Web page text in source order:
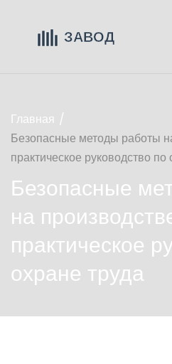
Главная
Безопасные методы работы
практическое руководство по
Безопасные
на
практическое
охране труда